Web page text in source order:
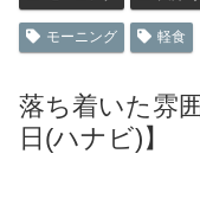
モーニング 軽食
落ち着いた雰
日(ハナビ)】